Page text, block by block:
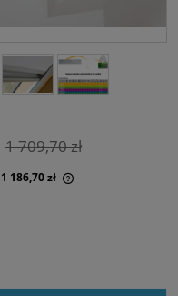
1 709,70 zł
1 186,70 zł